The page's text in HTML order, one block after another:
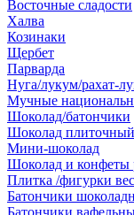
Восточные сладости
Халва
Козинаки
Щербет
Парварда
Нуга/лукум/рахат-
Мучные
Шоколад/батончики
Шоколад плиточный
Мини-шоколад
Шоколад и конфеты
Плитка /фигурки
Батончики
Батончики